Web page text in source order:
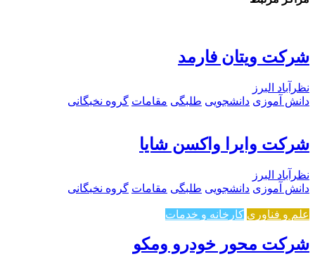
شرکت ویتان فارمد
نظرآباد البرز
دانش آموزی دانشجویی طلبگی مقامات گروه نخبگانی
شرکت وایرا واکسن شایا
نظرآباد البرز
دانش آموزی دانشجویی طلبگی مقامات گروه نخبگانی
علم و فناوری کارخانه و خدمات
شرکت محور خودرو ومکو